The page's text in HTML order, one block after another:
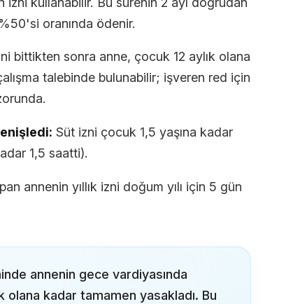
oranında ödenir.
bittikten sonra anne, çocuk 12 aylık olana
talebinde bulunabilir; işveren red için
Süt izni çocuk 1,5 yaşına kadar
1,5 saatti).
annenin yıllık izni doğum yılı için 5 gün
annenin gece vardiyasında
olana kadar tamamen yasakladı. Bu